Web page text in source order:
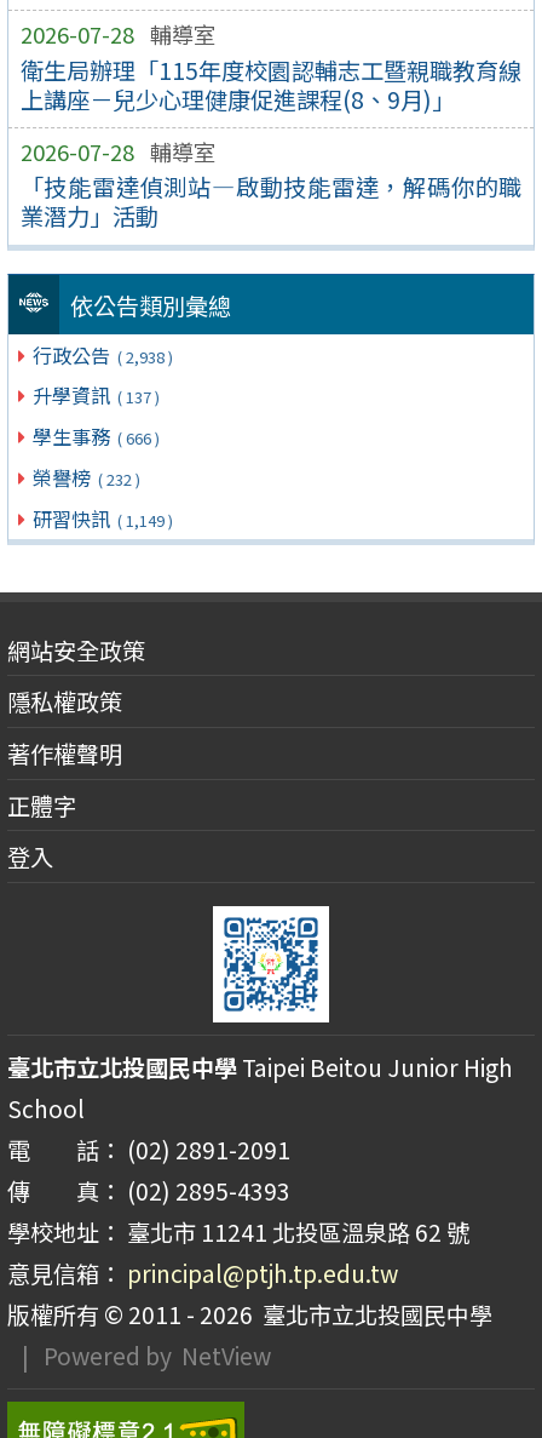
2026-07-28 輔導室
衛生局辦理「115年度校園認輔志工暨親職教育線
上講座－兒少心理健康促進課程(8、9月)」
2026-07-28 輔導室
「技能雷達偵測站—啟動技能雷達，解碼你的職
業潛力」活動
依公告類別彙總
行政公告 ( 2,938 )
升學資訊 ( 137 )
學生事務 ( 666 )
榮譽榜 ( 232 )
研習快訊 ( 1,149 )
網站安全政策
隱私權政策
著作權聲明
正體字
登入
臺北市立北投國民中學Taipei Beitou Junior High
School
電 話： (02) 2891-2091
傳 真： (02) 2895-4393
學校地址： 臺北市 11241 北投區溫泉路 62 號
意見信箱： principal@ptjh.tp.edu.tw
版權所有 © 2011 - 2026 臺北市立北投國民中學
| Powered by NetView